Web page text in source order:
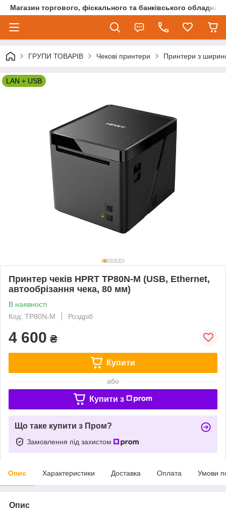
Магазин торгового, фіскального та банківського
ГРУПИ ТОВАРІВ Чекові принтери Принтери з
LAN + USB
Принтер чеків HPRT TP80N-M (USB, Ethernet,
автообрізання чека, 80 мм)
В наявності
Код: TP80N-M
Роздріб
4 600 ₴
Купити
або
Купити з
Що таке купити з Пром?
Замовлення під захистом
Опис Характеристики Доставка Оплата Умови
Опис